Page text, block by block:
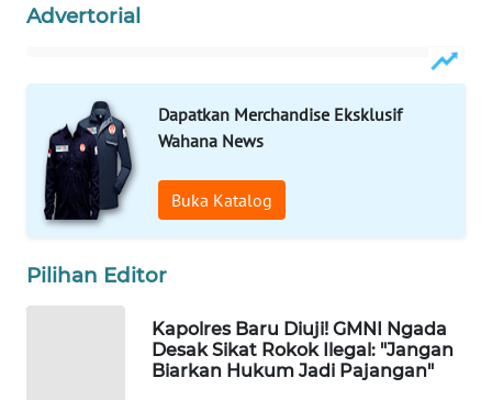
Advertorial
Dapatkan Merchandise Eksklusif
Wahana News
Buka Katalog
Pilihan Editor
Kapolres Baru Diuji! GMNI Ngada
Desak Sikat Rokok Ilegal: "Jangan
Biarkan Hukum Jadi Pajangan"
SPORT
UMKM
WAHANA
SELEB
WAHANA
WAHANA